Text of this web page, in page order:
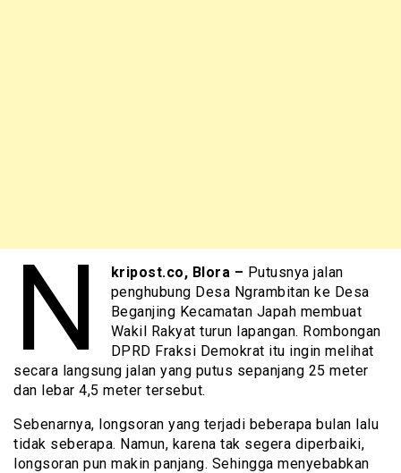
N kripost.co, Blora – Putusnya jalan
penghubung Desa Ngrambitan ke Desa
Beganjing Kecamatan Japah membuat
Wakil Rakyat turun lapangan. Rombongan
DPRD Fraksi Demokrat itu ingin melihat
secara langsung jalan yang putus sepanjang 25 meter
dan lebar 4,5 meter tersebut.
Sebenarnya, longsoran yang terjadi beberapa bulan lalu
tidak seberapa. Namun, karena tak segera diperbaiki,
longsoran pun makin panjang. Sehingga menyebabkan